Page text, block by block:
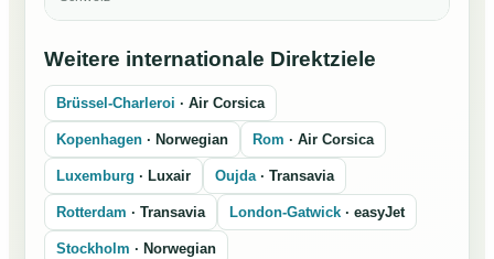
Weitere internationale Direktziele
Brüssel-Charleroi · Air Corsica
Kopenhagen · Norwegian Rom · Air Corsica
Luxemburg · Luxair Oujda· Transavia
Rotterdam · Transavia London-Gatwick · easyJet
Stockholm · Norwegian